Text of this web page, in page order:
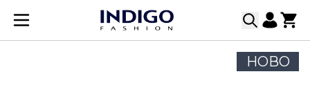
Прескачане към съдържанието
НОВО